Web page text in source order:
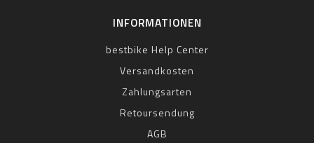
INFORMATIONEN
bestbike Help Center
Versandkosten
Zahlungsarten
Retoursendung
AGB